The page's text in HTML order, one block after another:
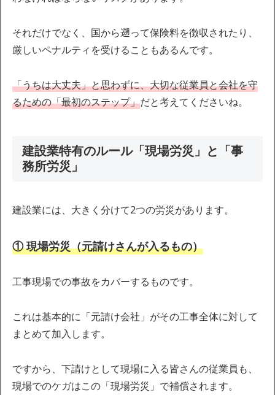
それだけでなく、国から遡って保険料を徴収されたり、
厳しいペナルティを受けることもあるんです。
「うちは大丈夫」と思わずに、大切な従業員と会社を守
るための「最初のステップ」だと考えてくださいね。
建設業特有のルール「現場労災」と「事
務所労災」
建設業には、大きく分けて2つの労災があります。
① 現場労災（元請けさんが入るもの）
工事現場での事故をカバーするものです。
これは基本的に「元請け会社」がその工事全体に対して
まとめて加入します。
ですから、下請けとして現場に入る皆さんの従業員も、
現場でのケガはこの「現場労災」で補償されます。